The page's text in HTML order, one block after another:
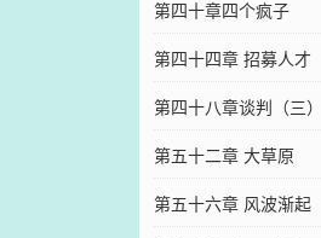
第四十章四个疯子
第四十四章 招募人才
第四十八章谈判（三）
第五十二章 大草原
第五十六章 风波渐起